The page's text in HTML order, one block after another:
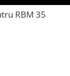
RBM 35